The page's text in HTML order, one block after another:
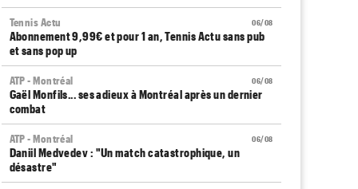
06/08
Tennis Actu
Abonnement 9,99€ et pour 1 an, Tennis Actu sans pub
et sans pop up
06/08
ATP - Montréal
Gaël Monfils... ses adieux à Montréal après un dernier
combat
06/08
ATP - Montréal
Daniil Medvedev : "Un match catastrophique, un
désastre"